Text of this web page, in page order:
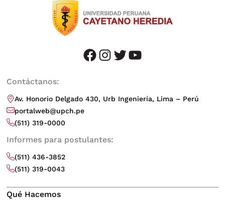
facebook instagram twitter youtube
Contáctanos:
Av. Honorio Delgado 430, Urb Ingeniería, Lima – Perú
portalweb@upch.pe
(511) 319-0000
Informes para postulantes:
(511) 436-3852
(511) 319-0043
Qué Hacemos